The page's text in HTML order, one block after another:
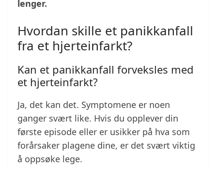
lenger.
Hvordan skille et panikkanfall
fra et hjerteinfarkt?
Kan et panikkanfall forveksles med
et hjerteinfarkt?
Ja, det kan det. Symptomene er noen
ganger svært like. Hvis du opplever din
første episode eller er usikker på hva som
forårsaker plagene dine, er det svært viktig
å oppsøke lege.